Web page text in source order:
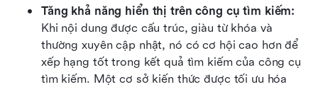
Tăng khả năng hiển thị trên công cụ tìm kiếm:
Khi nội dung được cấu trúc, giàu từ khóa và
thường xuyên cập nhật, nó có cơ hội cao hơn để
xếp hạng tốt trong kết quả tìm kiếm của công cụ
tìm kiếm. Một cơ sở kiến thức được tối ưu hóa